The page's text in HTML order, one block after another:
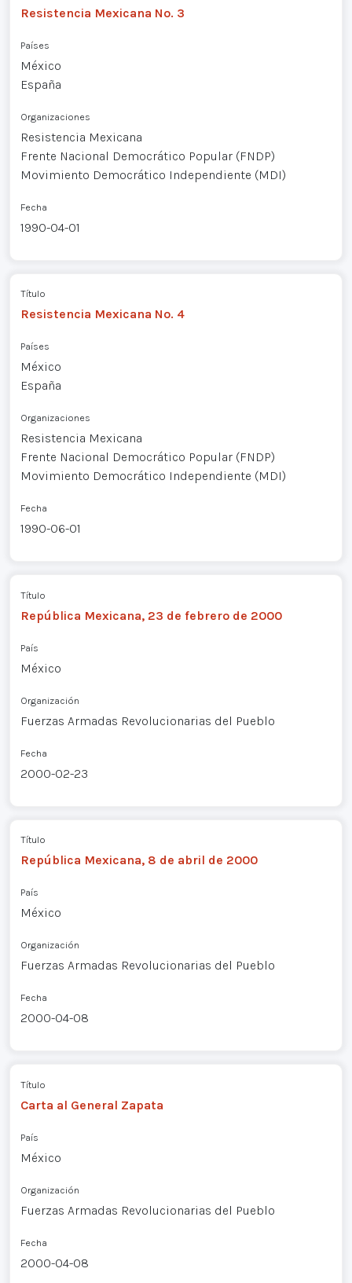
Resistencia Mexicana No. 3
Países
México
España
Organizaciones
Resistencia Mexicana
Frente Nacional Democrático Popular (FNDP)
Movimiento Democrático Independiente (MDI)
Fecha
1990-04-01
Título
Resistencia Mexicana No. 4
Países
México
España
Organizaciones
Resistencia Mexicana
Frente Nacional Democrático Popular (FNDP)
Movimiento Democrático Independiente (MDI)
Fecha
1990-06-01
Título
República Mexicana, 23 de febrero de 2000
País
México
Organización
Fuerzas Armadas Revolucionarias del Pueblo
Fecha
2000-02-23
Título
República Mexicana, 8 de abril de 2000
País
México
Organización
Fuerzas Armadas Revolucionarias del Pueblo
Fecha
2000-04-08
Título
Carta al General Zapata
País
México
Organización
Fuerzas Armadas Revolucionarias del Pueblo
Fecha
2000-04-08